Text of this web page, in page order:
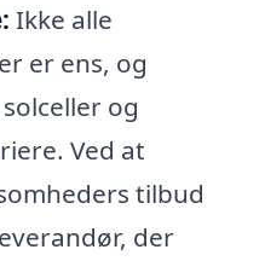
Ikke alle
er ens, og
og
Ved at
tilbud
der